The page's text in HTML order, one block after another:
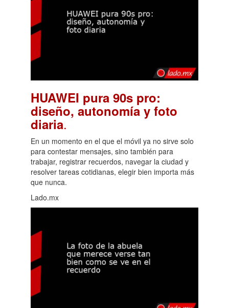
HUAWEI pura 90s pro:
diseño, autonomía y foto
diaria.
En un momento en el que el móvil ya no sirve solo
para contestar mensajes, sino también para
trabajar, registrar recuerdos, navegar la ciudad y
resolver tareas cotidianas, elegir bien importa más
que nunca.
Lado.mx